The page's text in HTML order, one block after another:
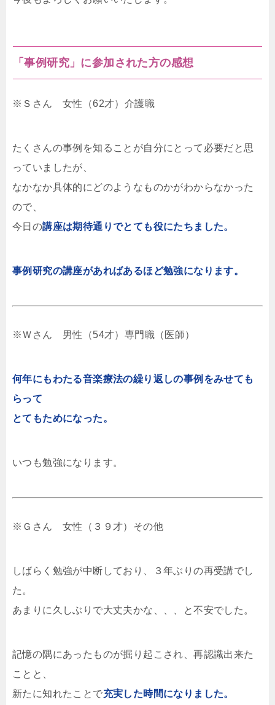
「事例研究」に参加された方の感想
※Ｓさん 女性（62才）介護職
たくさんの事例を知ることが自分にとって必要だと思
っていましたが、
なかなか具体的にどのようなものかがわからなかった
ので、
今日の講座は期待通りでとても役にたちました。
事例研究の講座があればあるほど勉強になります。
※Ｗさん 男性（54才）専門職（医師）
何年にもわたる音楽療法の繰り返しの事例をみせても
らって
とてもためになった。
いつも勉強になります。
※Ｇさん 女性（３９才）その他
しばらく勉強が中断しており、３年ぶりの再受講でし
た。
あまりに久しぶりで大丈夫かな、、、と不安でした。
記憶の隅にあったものが掘り起こされ、再認識出来た
ことと、
新たに知れたことで充実した時間になりました。